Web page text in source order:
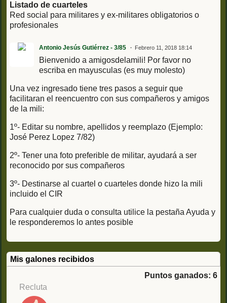
Listado de cuarteles
Red social para militares y ex-militares obligatorios o
profesionales
Antonio Jesús Gutiérrez - 3/85 Febrero 11, 2018 18:14
Bienvenido a amigosdelamili! Por favor no
escriba en mayusculas (es muy molesto)
Una vez ingresado tiene tres pasos a seguir que
facilitaran el reencuentro con sus compañeros y amigos
de la mili:
1º- Editar su nombre, apellidos y reemplazo (Ejemplo:
José Perez Lopez 7/82)
2º- Tener una foto preferible de militar, ayudará a ser
reconocido por sus compañeros
3º- Destinarse al cuartel o cuarteles donde hizo la mili
incluido el CIR
Para cualquier duda o consulta utilice la pestaña Ayuda y
le responderemos lo antes posible
Mis galones recibidos
Puntos ganados: 6
Recluta